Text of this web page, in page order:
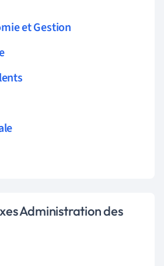
et Gestion
Administration des